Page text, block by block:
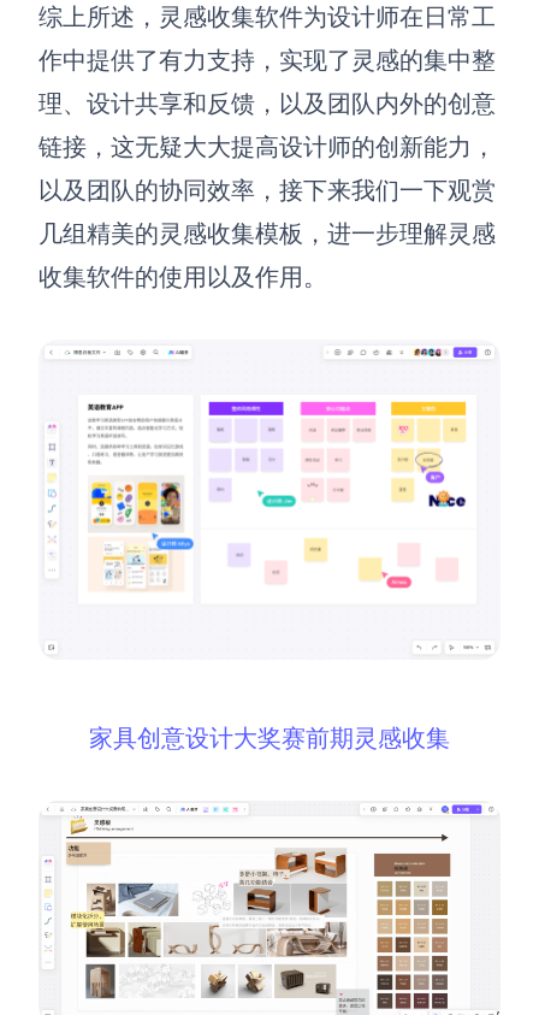
综上所述，灵感收集软件为设计师在日常工
作中提供了有力支持，实现了灵感的集中整
理、设计共享和反馈，以及团队内外的创意
链接，这无疑大大提高设计师的创新能力，
以及团队的协同效率，接下来我们一下观赏
几组精美的灵感收集模板，进一步理解灵感
收集软件的使用以及作用。
家具创意设计大奖赛前期灵感收集